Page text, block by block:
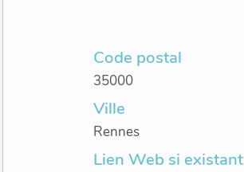
Code postal
35000
Ville
Rennes
Lien Web si existant